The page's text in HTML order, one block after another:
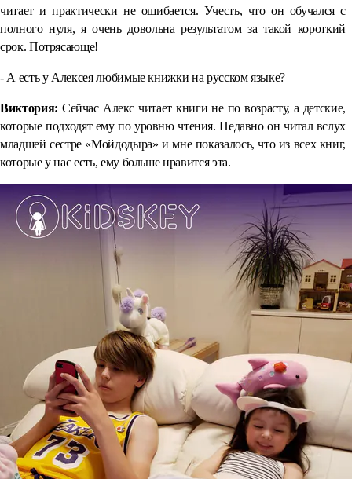
читает и практически не ошибается. Учесть, что он обучался с
полного нуля, я очень довольна результатом за такой короткий
срок. Потрясающе!
- А есть у Алексея любимые книжки на русском языке?
Виктория: Сейчас Алекс читает книги не по возрасту, а детские,
которые подходят ему по уровню чтения. Недавно он читал вслух
младшей сестре «Мойдодыра» и мне показалось, что из всех книг,
которые у нас есть, ему больше нравится эта.